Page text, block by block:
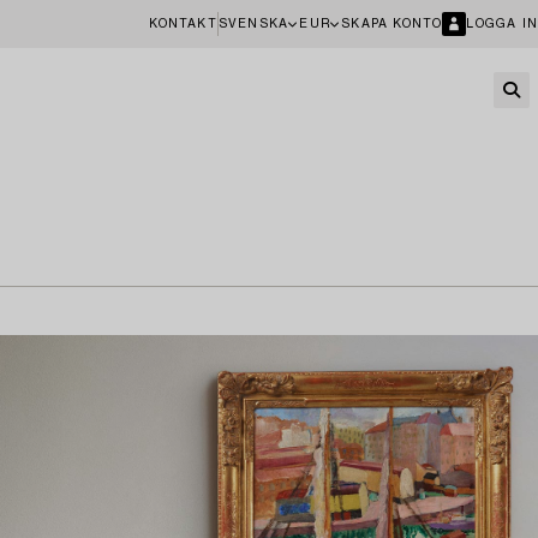
KONTAKT SVENSKA EUR SKAPA KONTO LOGGA IN